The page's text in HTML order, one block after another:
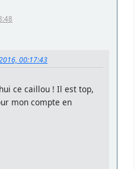
00:17:43
ce caillou ! Il est top,
mon compte en